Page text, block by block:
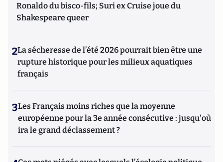
Ronaldo du bisco-fils; Suri ex Cruise joue du
Shakespeare queer
2La sécheresse de l’été 2026 pourrait bien être une
rupture historique pour les milieux aquatiques
français
3Les Français moins riches que la moyenne
européenne pour la 3e année consécutive : jusqu'où
ira le grand déclassement ?